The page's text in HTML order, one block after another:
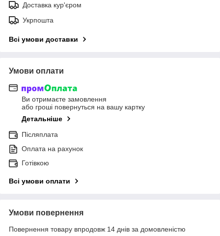
Доставка кур'єром
Укрпошта
Всі умови доставки
Умови оплати
Ви отримаєте замовлення
або гроші повернуться на вашу картку
Детальніше
Післяплата
Оплата на рахунок
Готівкою
Всі умови оплати
Умови повернення
Повернення товару впродовж 14 днів за домовленістю